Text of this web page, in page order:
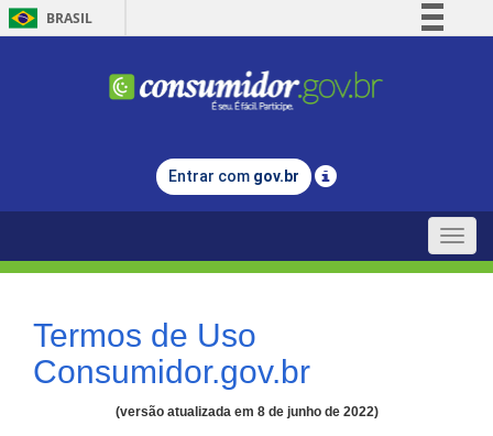
BRASIL
Comunica BR
Legislação
Entrar com gov.br
Toggle
Termos de Uso
Consumidor.gov.br
(versão atualizada em 8 de junho de 2022)